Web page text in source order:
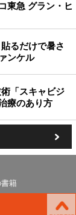
東急 グラン・ヒ
るだけで暑さ
ンケル
「スキャビジ
療のあり方
書籍